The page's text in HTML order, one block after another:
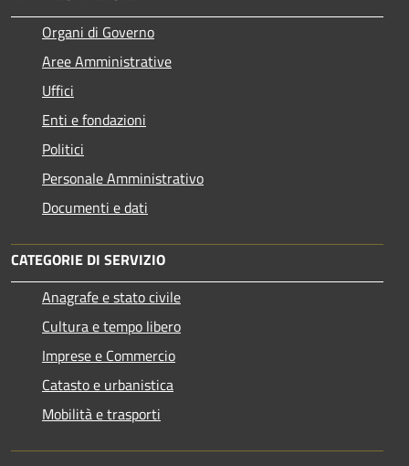
Organi di Governo
Aree Amministrative
Uffici
Enti e fondazioni
Politici
Personale Amministrativo
Documenti e dati
CATEGORIE DI SERVIZIO
Anagrafe e stato civile
Cultura e tempo libero
Imprese e Commercio
Catasto e urbanistica
Mobilità e trasporti